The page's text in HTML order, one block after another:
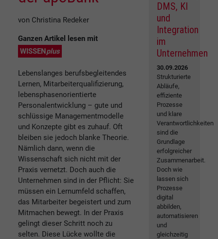
von Christina Redeker
Ganzen Artikel lesen mit
WISSENplus
Lebenslanges berufsbegleitendes
Lernen, Mitarbeiterqualifizierung,
lebensphasenorientierte
Personalentwicklung – gute und
schlüssige Managementmodelle
und Konzepte gibt es zuhauf. Oft
bleiben sie jedoch blanke Theorie.
Nämlich dann, wenn die
Wissenschaft sich nicht mit der
Praxis vernetzt. Doch auch die
Unternehmen sind in der Pflicht: Sie
müssen ein Lernumfeld schaffen,
das Mitarbeiter begeistert und zum
Mitmachen bewegt. In der Praxis
gelingt dieser Schritt noch zu
selten. Diese Lücke wollte die
DMS, KI
und
Integration
im
Unternehmen
30.09.2026
Strukturierte
Abläufe,
effiziente
Prozesse
und klare
Verantwortlichkeiten
sind die
Grundlage
erfolgreicher
Zusammenarbeit.
Doch wie
lassen sich
Prozesse
digital
abbilden,
automatisieren
und
gleichzeitig